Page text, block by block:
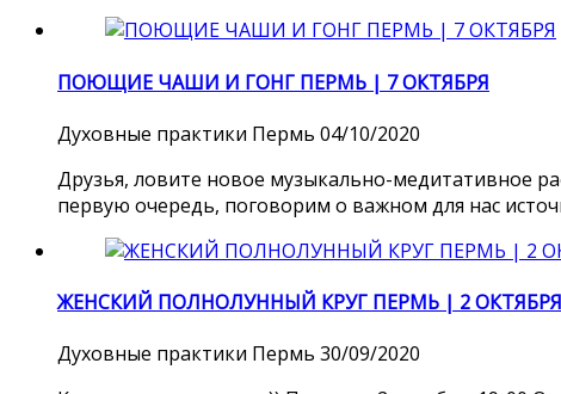
ПОЮЩИЕ ЧАШИ И ГОНГ ПЕРМЬ | 7 ОКТЯБРЯ
Духовные практики Пермь 04/10/2020
Друзья, ловите новое музыкально-медитативное
первую очередь, поговорим о важном для нас
ЖЕНСКИЙ ПОЛНОЛУННЫЙ КРУГ ПЕРМЬ | 2 ОКТЯБРЯ
Духовные практики Пермь 30/09/2020